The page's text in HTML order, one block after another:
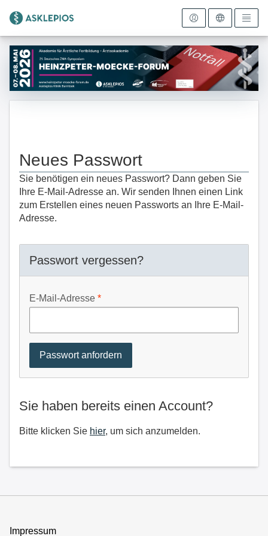
Zur Startseite
Neues Passwort
Sie benötigen ein neues Passwort? Dann geben Sie
Ihre E-Mail-Adresse an. Wir senden Ihnen einen Link
zum Erstellen eines neuen Passworts an Ihre E-Mail-
Adresse.
Passwort vergessen?
E-Mail-Adresse
Sie haben bereits einen Account?
Bitte klicken Sie hier, um sich anzumelden.
Impressum